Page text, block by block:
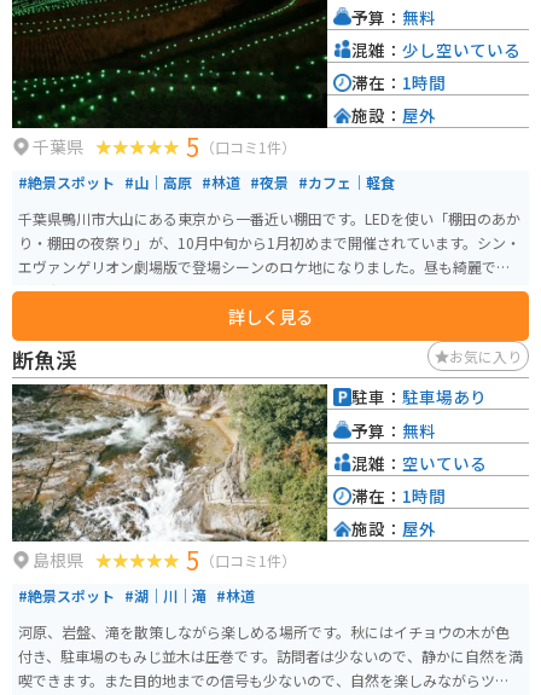
千葉県 5 （口コミ1件）
#絶景スポット #山｜高原 #林道 #夜景 #カフェ｜軽食
千葉県鴨川市大山にある東京から一番近い棚田です。LEDを使い「棚田のあか
り・棚田の夜祭り」が、10月中旬から1月初めまで開催されています。シン・
エヴァンゲリオン劇場版で登場シーンのロケ地になりました。昼も綺麗です
が、夜のライトアップを見に来るのもオススメです。
詳しく見る
予算： 無料
混雑： 少し空いている
滞在： 1時間
施設： 屋外
断魚渓 お気に入り
島根県 5 （口コミ1件）
#絶景スポット #湖｜川｜滝 #林道
河原、岩盤、滝を散策しながら楽しめる場所です。秋にはイチョウの木が色
付き、駐車場のもみじ並木は圧巻です。訪問者は少ないので、静かに自然を満
喫できます。また目的地までの信号も少ないので、自然を楽しみながらツー
駐車： 駐車場あり
予算： 無料
混雑： 空いている
滞在： 1時間
施設： 屋外